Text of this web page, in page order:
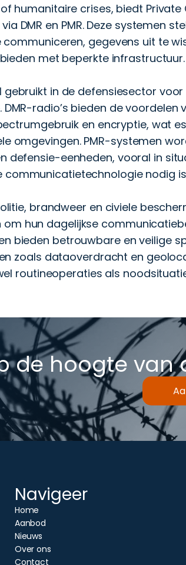
humanitaire crises, biedt
DMR en PMR. Deze systemen
gegevens uit te
met beperkte infrastructuur.
gebruikt in de defensiesector
radio’s bieden de voordelen
en encryptie, wat
omgevingen. PMR-systemen
defensie-eenheden, vooral in
nodig
brandweer en civiele
om hun dagelijkse
bieden betrouwbare en veilige
zoals dataoverdracht en
routineoperaties als
de hoogte van
Navigeer
Home
Aanbod
Nieuws
Over ons
Contact